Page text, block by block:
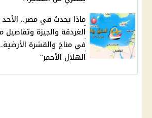
ماذا يحدث في مصر..
الغردقة والجيزة
في مناخ والقشرة
الهلال الأحمر"